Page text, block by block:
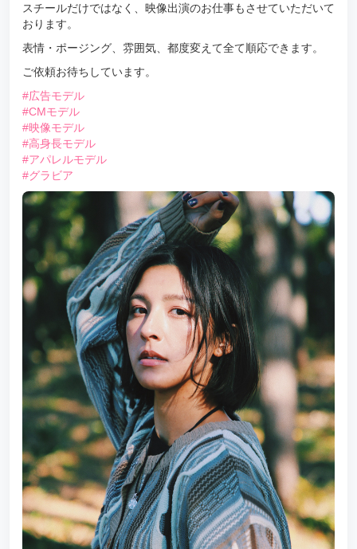
スチールだけではなく、映像出演のお仕事もさせていただいて
おります。
表情・ポージング、雰囲気、都度変えて全て順応できます。
ご依頼お待ちしています。
#広告モデル
#CMモデル
#映像モデル
#高身長モデル
#アパレルモデル
#グラビア